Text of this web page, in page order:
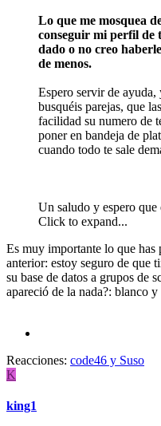
Lo que me mosquea
conseguir mi perfil de
dado o no creo
de menos.
Espero servir de
busquéis parejas, que
facilidad su numero de
poner en bandeja de
cuando todo te sale
Un saludo y espero que
Click to expand...
Es muy importante lo que has
anterior: estoy seguro de que
su base de datos a grupos de
apareció de la nada?: blanco y
Reacciones: code46 y Suso
K
king1